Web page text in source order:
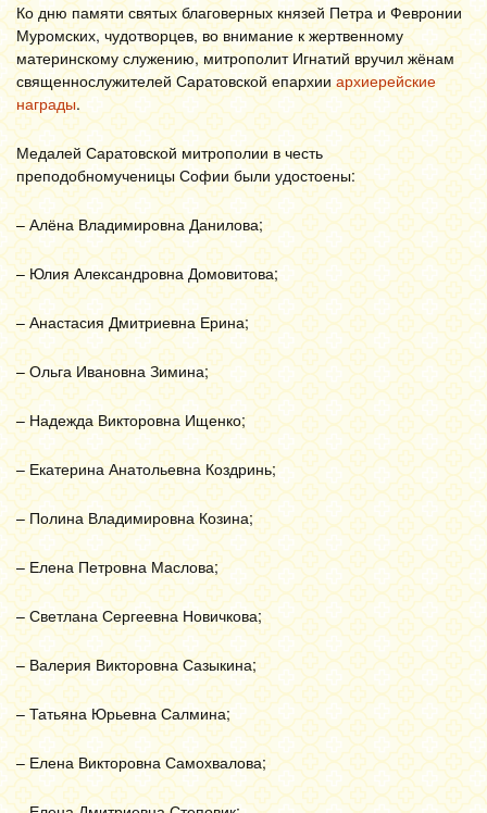
Ко дню памяти святых благоверных князей Петра и Февронии
Муромских, чудотворцев, во внимание к жертвенному
материнскому служению, митрополит Игнатий вручил жёнам
священнослужителей Саратовской епархииархиерейские
награды.
Медалей Саратовской митрополии в честь
преподобномученицы Софии были удостоены:
– Алёна Владимировна Данилова;
– Юлия Александровна Домовитова;
– Анастасия Дмитриевна Ерина;
– Ольга Ивановна Зимина;
– Надежда Викторовна Ищенко;
– Екатерина Анатольевна Коздринь;
– Полина Владимировна Козина;
– Елена Петровна Маслова;
– Светлана Сергеевна Новичкова;
– Валерия Викторовна Сазыкина;
– Татьяна Юрьевна Салмина;
– Елена Викторовна Самохвалова;